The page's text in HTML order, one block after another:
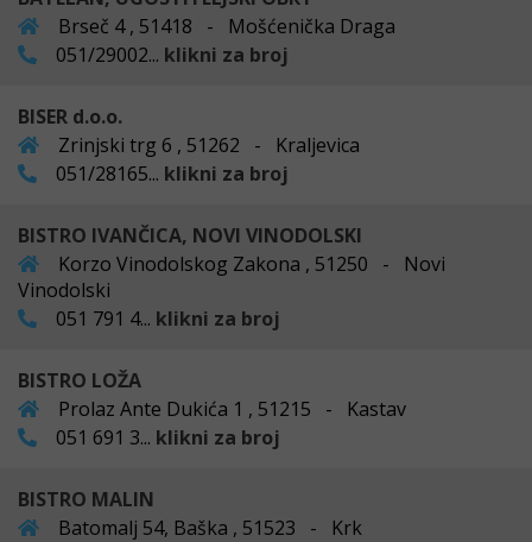
Brseč 4 , 51418 - Mošćenička Draga
051/29002... klikni za broj
BISER d.o.o.
Zrinjski trg 6 , 51262 - Kraljevica
051/28165... klikni za broj
BISTRO IVANČICA, NOVI VINODOLSKI
Korzo Vinodolskog Zakona , 51250 - Novi
Vinodolski
051 791 4... klikni za broj
BISTRO LOŽA
Prolaz Ante Dukića 1 , 51215 - Kastav
051 691 3... klikni za broj
BISTRO MALIN
Batomalj 54, Baška , 51523 - Krk